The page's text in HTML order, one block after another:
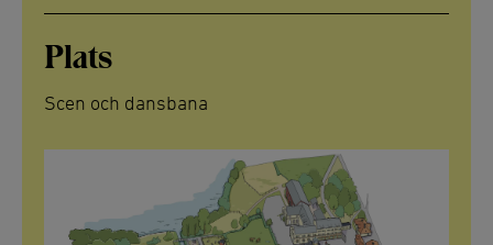
Plats
Scen och dansbana